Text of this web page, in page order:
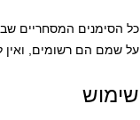
כל הסימנים המסחריים
על שמם הם רשומים, ואין
שימוש